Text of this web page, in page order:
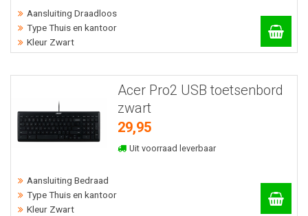
Aansluiting Draadloos
Type Thuis en kantoor
Kleur Zwart
Acer Pro2 USB toetsenbord
zwart
29,95
Uit voorraad leverbaar
Aansluiting Bedraad
Type Thuis en kantoor
Kleur Zwart